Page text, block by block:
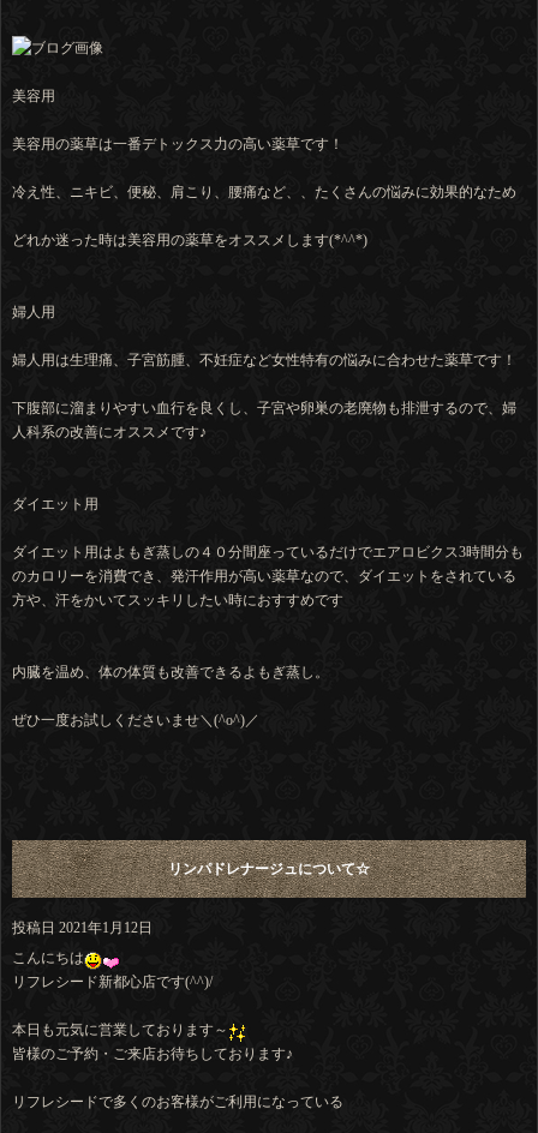
美容用
美容用の薬草は一番デトックス力の高い薬草です！
冷え性、ニキビ、便秘、肩こり、腰痛など、、たくさんの悩みに効果的なため
どれか迷った時は美容用の薬草をオススメします(*^^*)
婦人用
婦人用は生理痛、子宮筋腫、不妊症など女性特有の悩みに合わせた薬草です！
下腹部に溜まりやすい血行を良くし、子宮や卵巣の老廃物も排泄するので、婦
人科系の改善にオススメです♪
ダイエット用
ダイエット用はよもぎ蒸しの４０分間座っているだけでエアロビクス3時間分も
のカロリーを消費でき、発汗作用が高い薬草なので、ダイエットをされている
方や、汗をかいてスッキリしたい時におすすめです
内臓を温め、体の体質も改善できるよもぎ蒸し。
ぜひ一度お試しくださいませ＼(^o^)／
リンパドレナージュについて☆
投稿日 2021年1月12日
こんにちは
リフレシード新都心店です(^^)/
本日も元気に営業しております～
皆様のご予約・ご来店お待ちしております♪
リフレシードで多くのお客様がご利用になっている